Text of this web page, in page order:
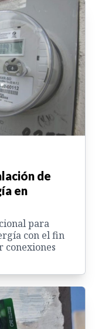
de
en
para
con el fin
conexiones